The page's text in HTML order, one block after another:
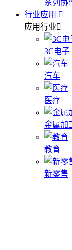
系列协
行业应用
应用行业
3C电子
汽车
医疗
金属加
教育
新零售